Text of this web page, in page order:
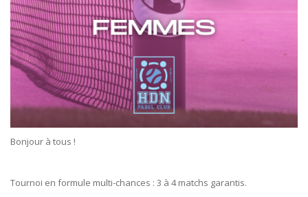
Bonjour à tous !
Tournoi en formule multi-chances : 3 à 4 matchs garantis.